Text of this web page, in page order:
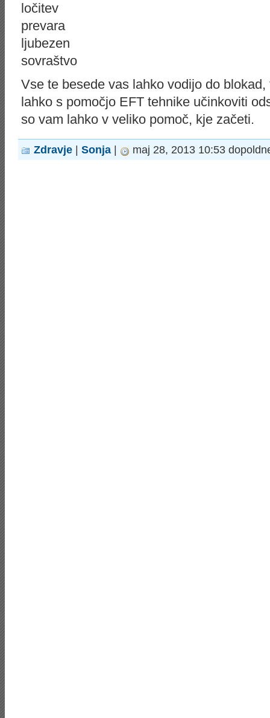
ločitev
prevara
ljubezen
sovraštvo
Vse te besede vas lahko vodijo do
lahko s pomočjo EFT tehnike učinkoviti
so vam lahko v veliko pomoč, kje začeti.
Zdravje Sonja maj 28, 2013 10:53